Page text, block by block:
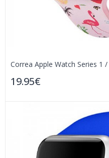
Correa Apple Watch Series 1
19.95€